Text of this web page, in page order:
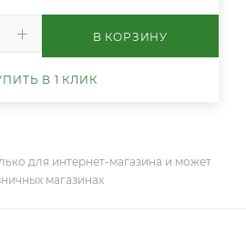
В КОРЗИНУ
В 1 КЛИК
для интернет-магазина и может
магазинах